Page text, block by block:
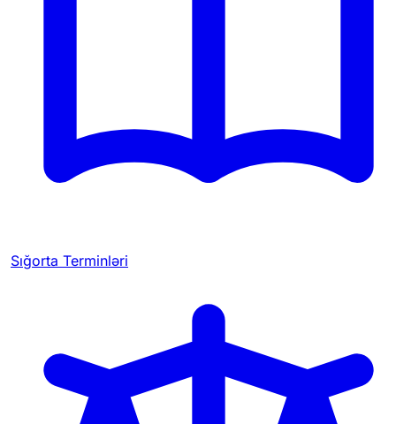
Sığorta Terminləri